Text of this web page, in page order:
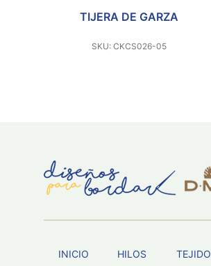
TIJERA DE GARZA
SKU: CKCS026-05
INICIO HILOS TEJIDO